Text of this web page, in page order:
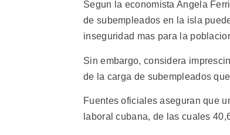
Segun la economista Angela
de subempleados en la isla
inseguridad mas para la
Sin embargo, considera
de la carga de subempleados
Fuentes oficiales aseguran que
laboral cubana, de las cuales